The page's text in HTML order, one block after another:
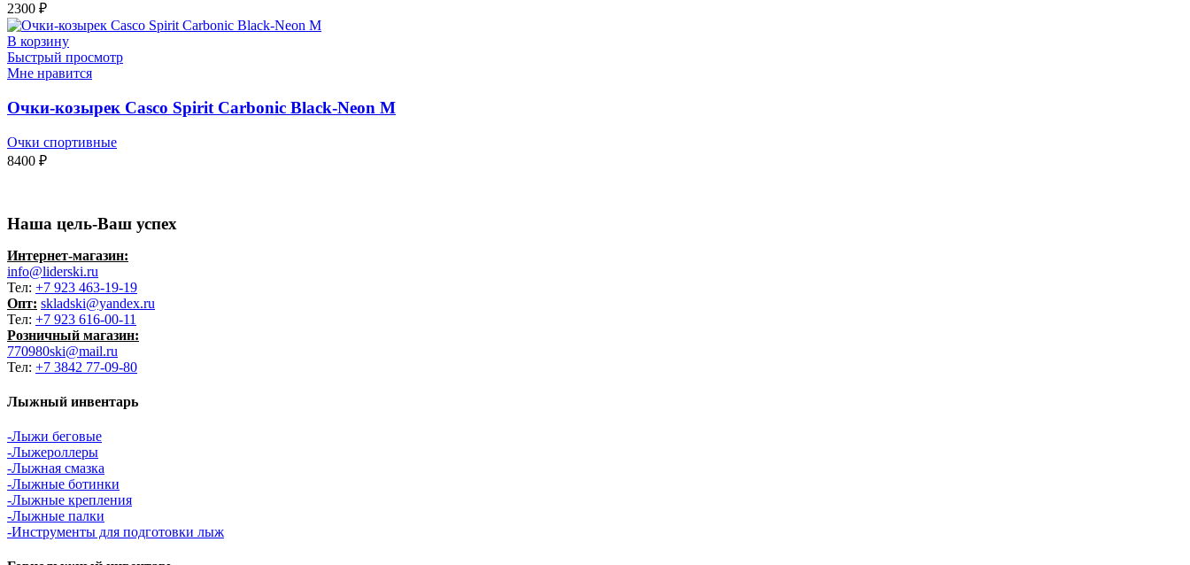
2300 ₽
В корзину
Быстрый просмотр
Мне нравится
Очки-козырек Casco Spirit Carbonic Black-Neon M
Очки спортивные
8400 ₽
Наша цель-Ваш успех
Интернет-магазин:
info@liderski.ru
Тел: +7 923 463-19-19
Опт: skladski@yandex.ru
Тел: +7 923 616-00-11
Розничный магазин:
770980ski@mail.ru
Тел: +7 3842 77-09-80
Лыжный инвентарь
-Лыжи беговые
-Лыжероллеры
-Лыжная смазка
-Лыжные ботинки
-Лыжные крепления
-Лыжные палки
-Инструменты для подготовки лыж